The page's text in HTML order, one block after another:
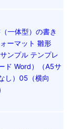
一体型）の書き
ーマット 雛形
ンプル テンプレ
ド Word）（A5サ
し）05（横向